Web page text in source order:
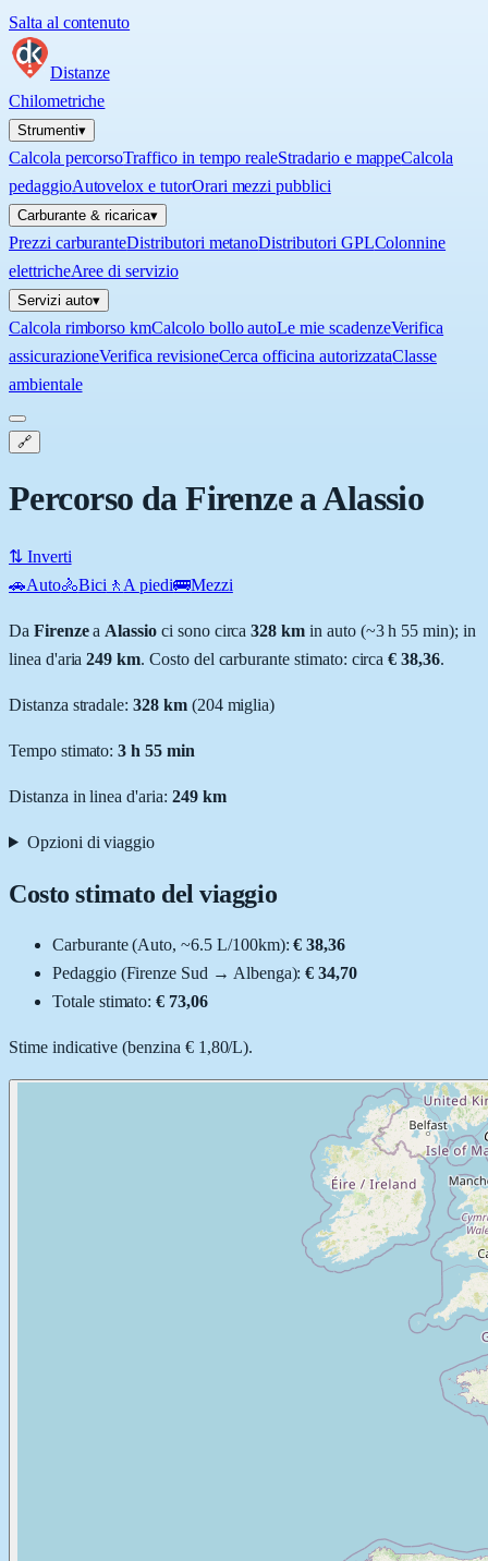
Salta al contenuto
Distanze
Chilometriche
Strumenti▾
Calcola percorsoTraffico in tempo realeStradario e mappeCalcola
pedaggioAutovelox e tutorOrari mezzi pubblici
Carburante & ricarica▾
Prezzi carburanteDistributori metanoDistributori GPLColonnine
elettricheAree di servizio
Servizi auto▾
Calcola rimborso kmCalcolo bollo autoLe mie scadenzeVerifica
assicurazioneVerifica revisioneCerca officina autorizzataClasse
ambientale
🔗
Percorso da Firenze a Alassio
⇅ Inverti
🚗Auto🚴Bici 🚶 A piedi🚌Mezzi
Da Firenzea Alassio ci sono circa 328 km in auto (~3 h 55 min); in
linea d'aria249 km. Costo del carburante stimato: circa € 38,36.
Distanza stradale:328km (204miglia)
Tempo stimato:3 h 55 min
Distanza in linea d'aria: 249km
Opzioni di viaggio
Costo stimato del viaggio
Carburante (Auto, ~6.5 L/100km): € 38,36
Pedaggio (Firenze Sud → Albenga): € 34,70
Totale stimato:€ 73,06
Stime indicative (benzina € 1,80/L).